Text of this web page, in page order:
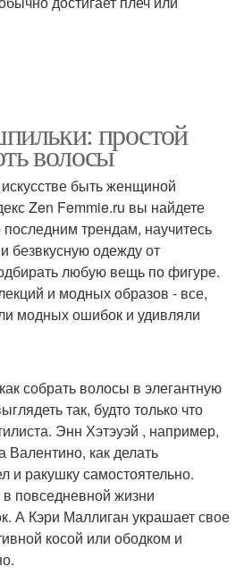
простой
волосы
быть женщиной
Zen Femmie.ru вы найдете
трендам, научитесь
безвкусную одежду от
любую вещь по фигуре.
и модных образов - все,
модных ошибок и удивляли
собрать волосы в элегантную
так, будто только что
Энн Хэтэуэй , например,
Валентино, как делать
и ракушку самостоятельно.
повседневной жизни
А Кэри Маллиган украшает свое
косой или ободком и